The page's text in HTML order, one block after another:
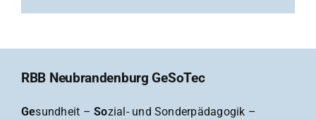
RBB Neubrandenburg GeSoTec
Gesundheit –Sozial- und Sonderpädagogik –